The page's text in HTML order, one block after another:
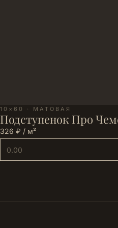
10×60 · МАТОВАЯ
Подступенок Про
326 ₽ / м²